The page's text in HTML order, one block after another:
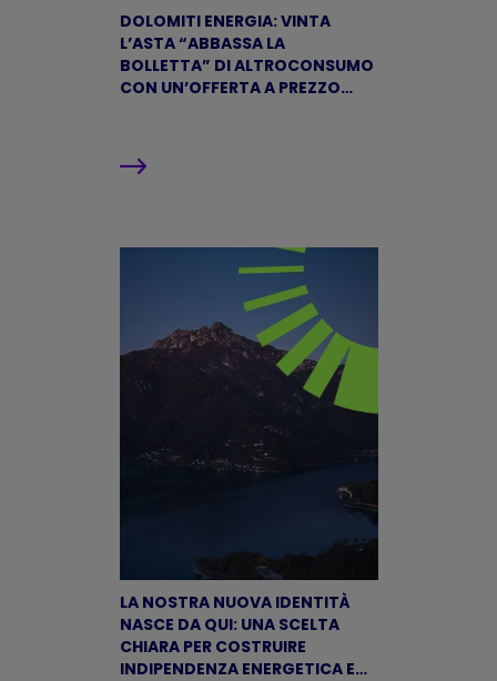
DOLOMITI ENERGIA: VINTA
L’ASTA “ABBASSA LA
BOLLETTA” DI ALTROCONSUMO
CON UN’OFFERTA A PREZZO
LA NOSTRA NUOVA IDENTITÀ
NASCE DA QUI: UNA SCELTA
CHIARA PER COSTRUIRE
INDIPENDENZA ENERGETICA E